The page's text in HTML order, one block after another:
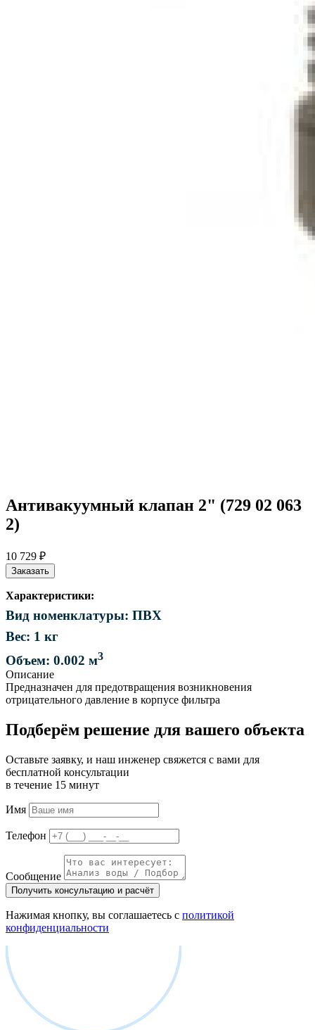
Антивакуумный клапан 2" (729 02 063
2)
10 729 ₽
Заказать
Характеристики:
Вид номенклатуры: ПВХ
Вес: 1 кг
Объем: 0.002 м3
Описание
Предназначен для предотвращения возникновения
отрицательного давление в корпусе фильтра
Подберём решение для вашего объекта
Оставьте заявку, и наш инженер свяжется с вами для
бесплатной консультации
в течение 15 минут
Имя
Телефон
Сообщение
Получить консультацию и расчёт
Нажимая кнопку, вы соглашаетесь с политикой
конфиденциальности